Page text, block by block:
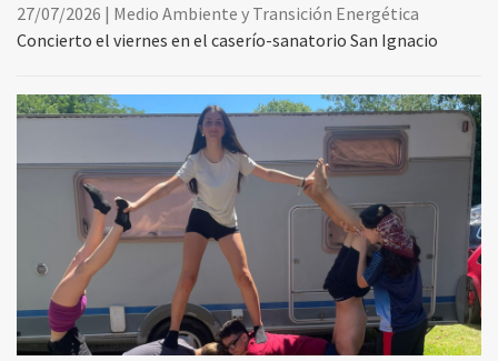
27/07/2026 | Medio Ambiente y Transición Energética
Concierto el viernes en el caserío-sanatorio San Ignacio